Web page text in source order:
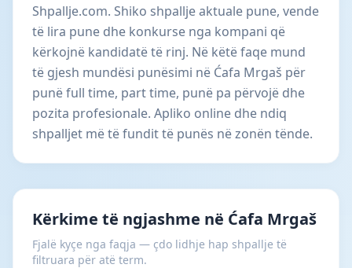
Shpallje.com. Shiko shpallje aktuale pune, vende
të lira pune dhe konkurse nga kompani që
kërkojnë kandidatë të rinj. Në këtë faqe mund
të gjesh mundësi punësimi në Ćafa Mrgaš për
punë full time, part time, punë pa përvojë dhe
pozita profesionale. Apliko online dhe ndiq
shpalljet më të fundit të punës në zonën tënde.
Kërkime të ngjashme në Ćafa Mrgaš
Fjalë kyçe nga faqja — çdo lidhje hap shpallje të
filtruara për atë term.